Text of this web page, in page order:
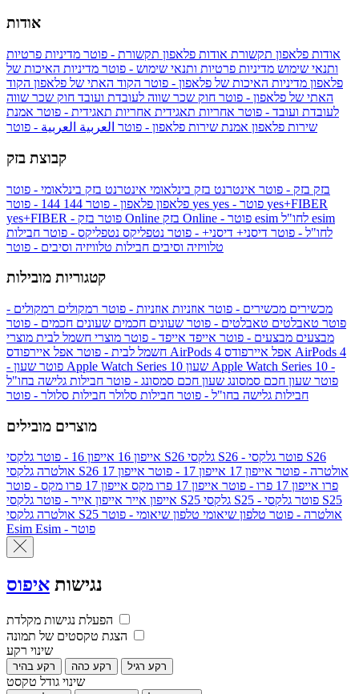
אודות
אודות פלאפון תקשורת אודות פלאפון תקשורת - פוטר מדיניות פרטיות
ותנאי שימוש מדיניות פרטיות ותנאי שימוש - פוטר מדיניות האיכות של
פלאפון מדיניות האיכות של פלאפון - פוטר הקוד האתי של פלאפון הקוד
האתי של פלאפון - פוטר חוק שכר שווה לעובדת ועובד חוק שכר שווה
לעובדת ועובד - פוטר אחריות תאגידית אחריות תאגידית - פוטר אמנת
שירות פלאפון אמנת שירות פלאפון - פוטר العربية العربية - פוטר
קבוצת בזק
בזק בזק - פוטר אינטרנט בזק בינלאומי אינטרנט בזק בינלאומי - פוטר
פלאפון פלאפון - פוטר 144 yes
yes+FIBER
yes+FIBER - פוטר בזק Online
esim
לחו"ל - פוטר דיסני+ דיסני+ - פוטר נטפליקס נטפליקס - פוטר חבילות
טלוויזיה וסיבים חבילות טלוויזיה וסיבים - פוטר
קטגוריות מובילות
מכשירים מכשירים - פוטר אוזניות אוזניות - פוטר רמקולים רמקולים -
פוטר טאבלטים טאבלטים - פוטר שעונים חכמים שעונים חכמים - פוטר
מבצעים מבצעים - פוטר אייפד אייפד - פוטר מוצרי חשמל לבית מוצרי
חשמל לבית - פוטר אפל איירפודס AirPods 4 אפל איירפודס AirPods 4
- פוטר שעון Apple Watch Series 10 שעון Apple Watch Series 10 -
פוטר שעון חכם סמסונג שעון חכם סמסונג - פוטר חבילות גלישה בחו"ל
חבילות גלישה בחו"ל - פוטר חבילות סלולר חבילות סלולר - פוטר
מוצרים מובילים
אייפון 16 אייפון 16 - פוטר גלקסי S26 גלקסי S26 - פוטר גלקסי S26
אולטרה
גלקסי S26 אולטרה - פוטר אייפון 17 אייפון 17 - פוטר
אייפון 17
פרו אייפון 17 פרו - פוטר אייפון 17 פרו מקס
אייפון 17 פרו מקס - פוטר
אייפון אייר אייפון אייר - פוטר גלקסי S25 גלקסי S25 - פוטר גלקסי S25
אולטרה
גלקסי S25 אולטרה - פוטר טלפון שיאומי טלפון שיאומי - פוטר
Esim
Esim - פוטר
נגישות איפוס
הפעלת נגישות מקלדת
הצגת טקסטים של תמונה
שינוי רקע
רקע בהיר רקע כהה רקע רגיל
שינוי גודל טקסט